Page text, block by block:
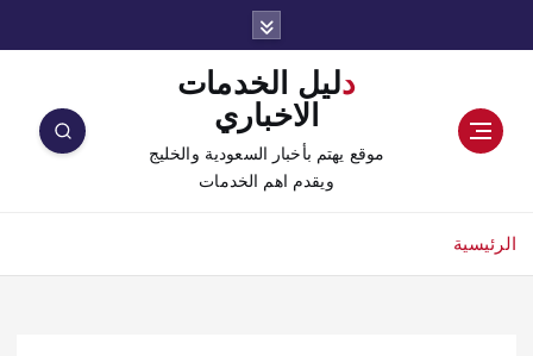
دليل الخدمات
الاخباري
موقع يهتم بأخبار السعودية والخليج
ويقدم اهم الخدمات
الرئيسية